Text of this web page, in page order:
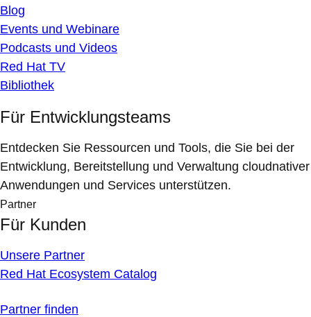
Blog
Events und Webinare
Podcasts und Videos
Red Hat TV
Bibliothek
Für Entwicklungsteams
Entdecken Sie Ressourcen und Tools, die Sie bei der
Entwicklung, Bereitstellung und Verwaltung cloudnativer
Anwendungen und Services unterstützen.
Partner
Für Kunden
Unsere Partner
Red Hat Ecosystem Catalog
Partner finden